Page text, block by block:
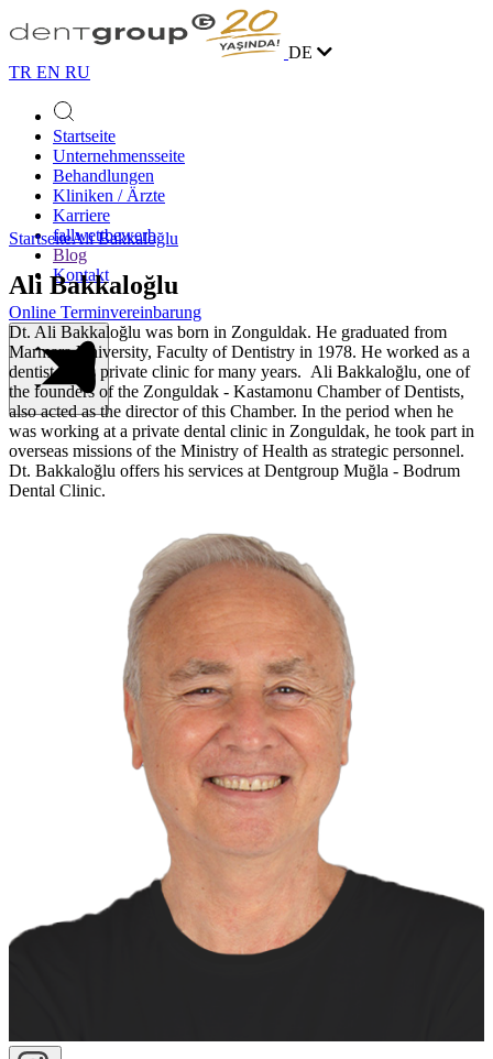
DE
TR EN RU
Startseite
Unternehmensseite
Behandlungen
Kliniken / Ärzte
Karriere
fallwettbewerb
Blog
Kontakt
Online Terminvereinbarung
StartseiteAli Bakkaloğlu
Ali Bakkaloğlu
Dt. Ali Bakkaloğlu was born in Zonguldak. He graduated from
Marmara University, Faculty of Dentistry in 1978. He worked as a
dentist in his private clinic for many years. Ali Bakkaloğlu, one of
the founders of the Zonguldak - Kastamonu Chamber of Dentists,
also acted as the director of this Chamber. In the period when he
was working at a private dental clinic in Zonguldak, he took part in
overseas missions of the Ministry of Health as strategic personnel.
Dt. Bakkaloğlu offers his services at Dentgroup Muğla - Bodrum
Dental Clinic.